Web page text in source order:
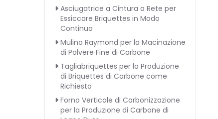
Asciugatrice a Cintura a Rete per
Essiccare Briquettes in Modo
Continuo
Mulino Raymond per la Macinazione
di Polvere Fine di Carbone
Tagliabriquettes per la Produzione
di Briquettes di Carbone come
Richiesto
Forno Verticale di Carbonizzazione
per la Produzione di Carbone di